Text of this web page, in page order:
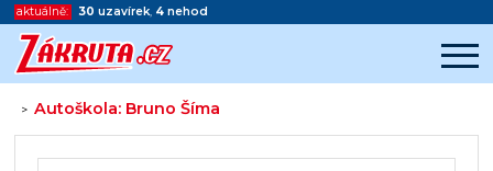
aktuálně: 30 uzavírek, 4 nehod
>Autoškola: Bruno Šíma
Začátek reklamy
Konec reklamy